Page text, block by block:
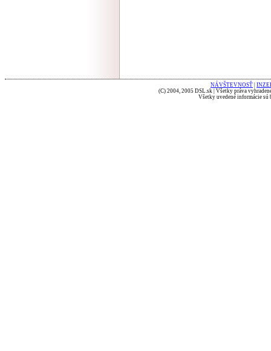
NÁVŠTEVNOSŤ
(C) 2004, 2005 DSL.sk | Všetky práva
Všetky uvedené informácie sú